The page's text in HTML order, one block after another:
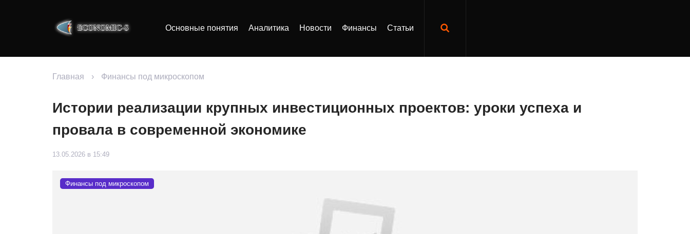
Основные понятия Аналитика Новости Финансы Статьи
Главная › Финансы под микроскопом
Истории реализации крупных инвестиционных проектов: уроки успеха и
провала в современной экономике
13.05.2026 в 15:49
Финансы под микроскопом